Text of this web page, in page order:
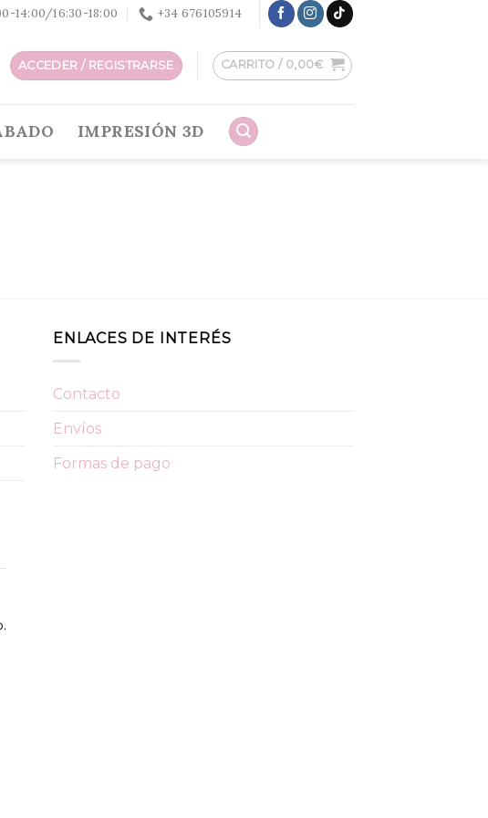
14:00/16:30-18:00 +34 676105914
ACCEDER / REGISTRARSE CARRITO / 0,00€
IMPRESIÓN 3D
ENLACES DE INTERÉS
Contacto
Envíos
Formas de pago